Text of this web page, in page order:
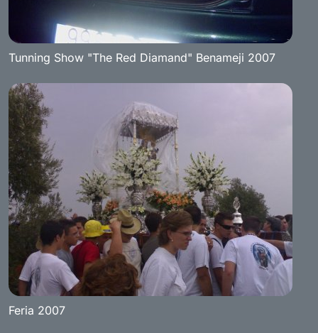
Tunning Show "The Red Diamand" Benameji 2007
Feria 2007